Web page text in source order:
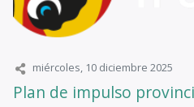
miércoles, 10 diciembre 2025
Plan de impulso